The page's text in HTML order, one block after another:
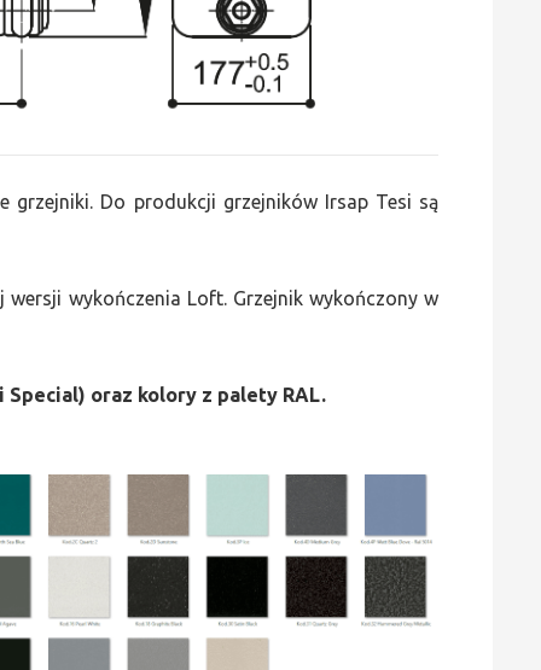
grzejniki. Do produkcji grzejników Irsap Tesi są
wykończenia Loft. Grzejnik wykończony w
oraz kolory z palety RAL.